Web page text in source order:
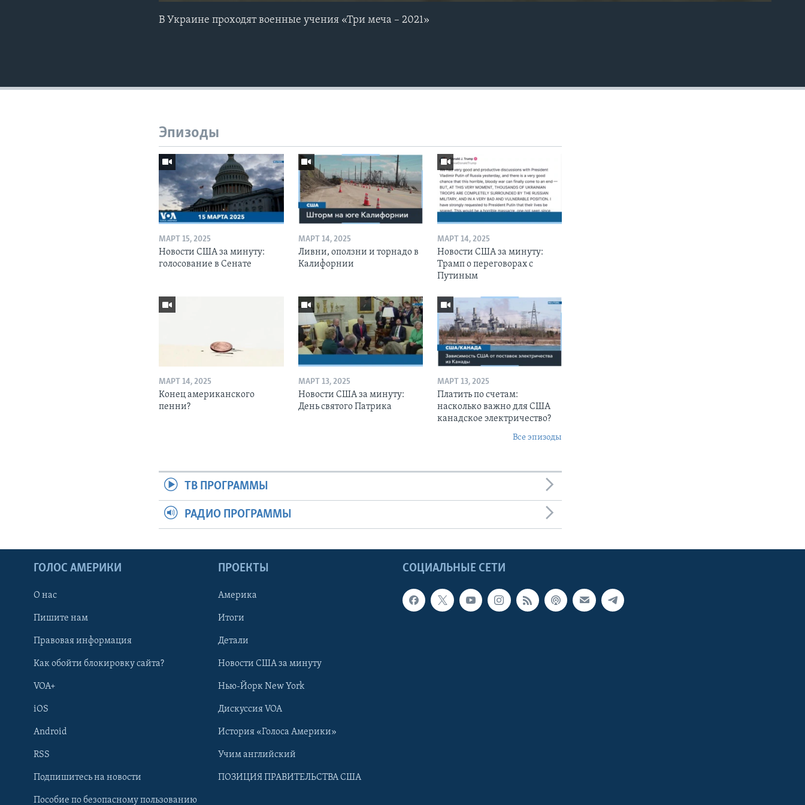
СОЦИАЛЬНЫЕ СЕТИ
В Украине проходят военные учения «Три меча – 2021»
Эпизоды
МАРТ 15, 2025
Новости США за минуту:
голосование в Сенате
МАРТ 14, 2025
Ливни, оползни и торнадо в
Калифорнии
МАРТ 14, 2025
Новости США за минуту:
Трамп о переговорах с
Путиным
МАРТ 14, 2025
Конец американского
пенни?
МАРТ 13, 2025
Новости США за минуту:
День святого Патрика
МАРТ 13, 2025
Платить по счетам:
насколько важно для США
канадское электричество?
Все эпизоды
ТВ ПРОГРАММЫ
РАДИО ПРОГРАММЫ
СОЦИАЛЬНЫЕ СЕТИ
ГОЛОС АМЕРИКИ
О нас
Пишите нам
Правовая информация
Как обойти блокировку сайта?
VOA+
iOS
Android
RSS
Подпишитесь на новости
Пособие по безопасному пользованию
ПРОЕКТЫ
Америка
Итоги
Детали
Новости США за минуту
Нью-Йорк New York
Дискуссия VOA
История «Голоса Америки»
Учим английский
ПОЗИЦИЯ ПРАВИТЕЛЬСТВА США